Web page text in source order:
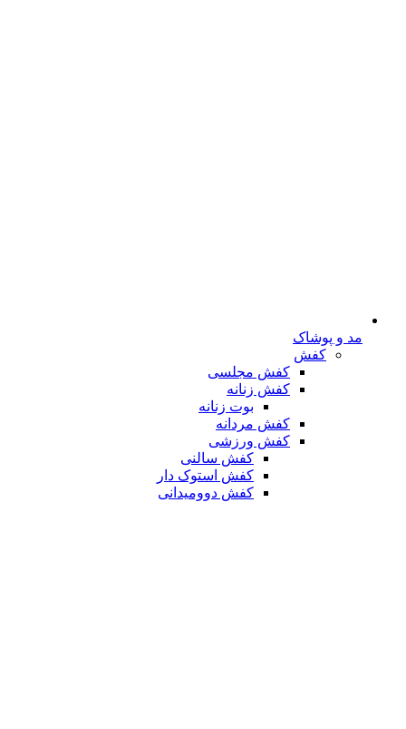
مد و پوشاک
کفش
کفش مجلسی
کفش زنانه
بوت زنانه
کفش مردانه
کفش ورزشی
کفش سالنی
کفش استوک دار
کفش دوومیدانی